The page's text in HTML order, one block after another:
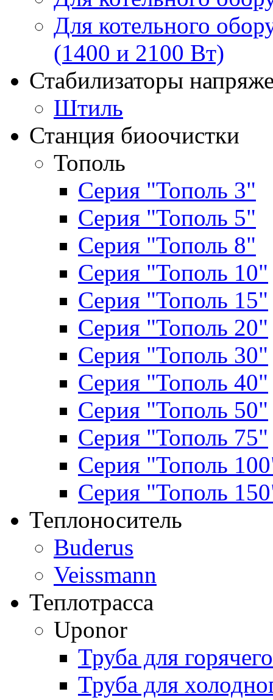
Для котельного
(1400 и 2100 Вт)
Стабилизаторы
Штиль
Станция биоочистки
Тополь
Серия "Тополь 3"
Серия "Тополь 5"
Серия "Тополь 8"
Серия "Тополь 10"
Серия "Тополь 15"
Серия "Тополь 20"
Серия "Тополь 30"
Серия "Тополь 40"
Серия "Тополь 50"
Серия "Тополь 75"
Серия "Тополь
Серия "Тополь
Теплоноситель
Buderus
Veissmann
Теплотрасса
Uponor
Труба для
Труба для